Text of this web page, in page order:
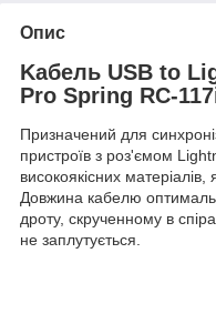
Опис
Kабель USB to
Pro Spring RC-
Призначений для
пристроїв з роз'ємом
високоякісних матеріалів,
Довжина кабелю
дроту, скрученному в
не заплутується.